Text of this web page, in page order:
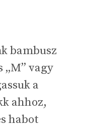
bambusz
„M” vagy
a
ahhoz,
habot